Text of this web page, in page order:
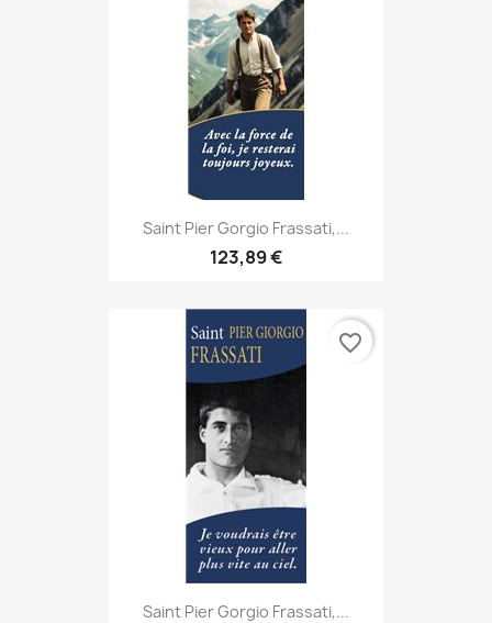
Saint Pier Gorgio Frassati,...
123,89 €
Saint Pier Gorgio Frassati,...
favorite_border